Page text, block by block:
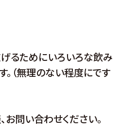
るためにいろいろな飲み
（無理のない程度にです
問い合わせください。